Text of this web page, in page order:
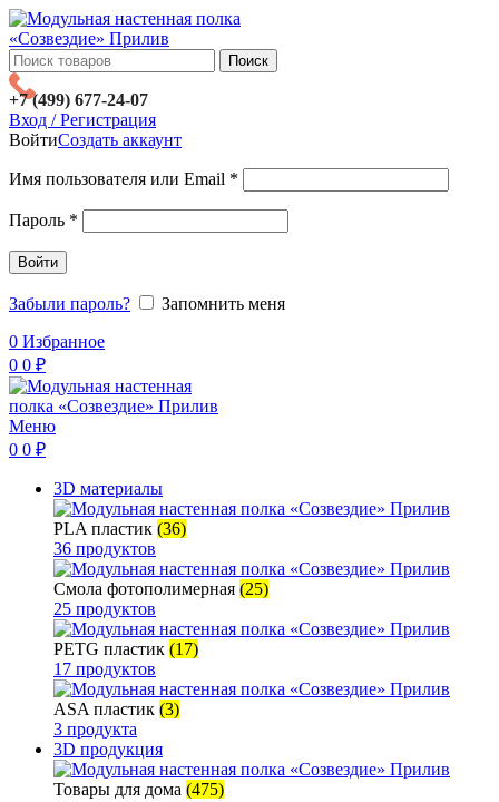
Поиск
+7 (499) 677-24-07
Вход / Регистрация
ВойтиСоздать аккаунт
Имя пользователя или Email *
Пароль *
Войти
Забыли пароль?
Запомнить меня
0 Избранное
0 0 ₽
Меню
0 0 ₽
3D материалы
PLA пластик (36)
36 продуктов
Смола фотополимерная (25)
25 продуктов
PETG пластик (17)
17 продуктов
ASA пластик (3)
3 продукта
3D продукция
Товары для дома (475)